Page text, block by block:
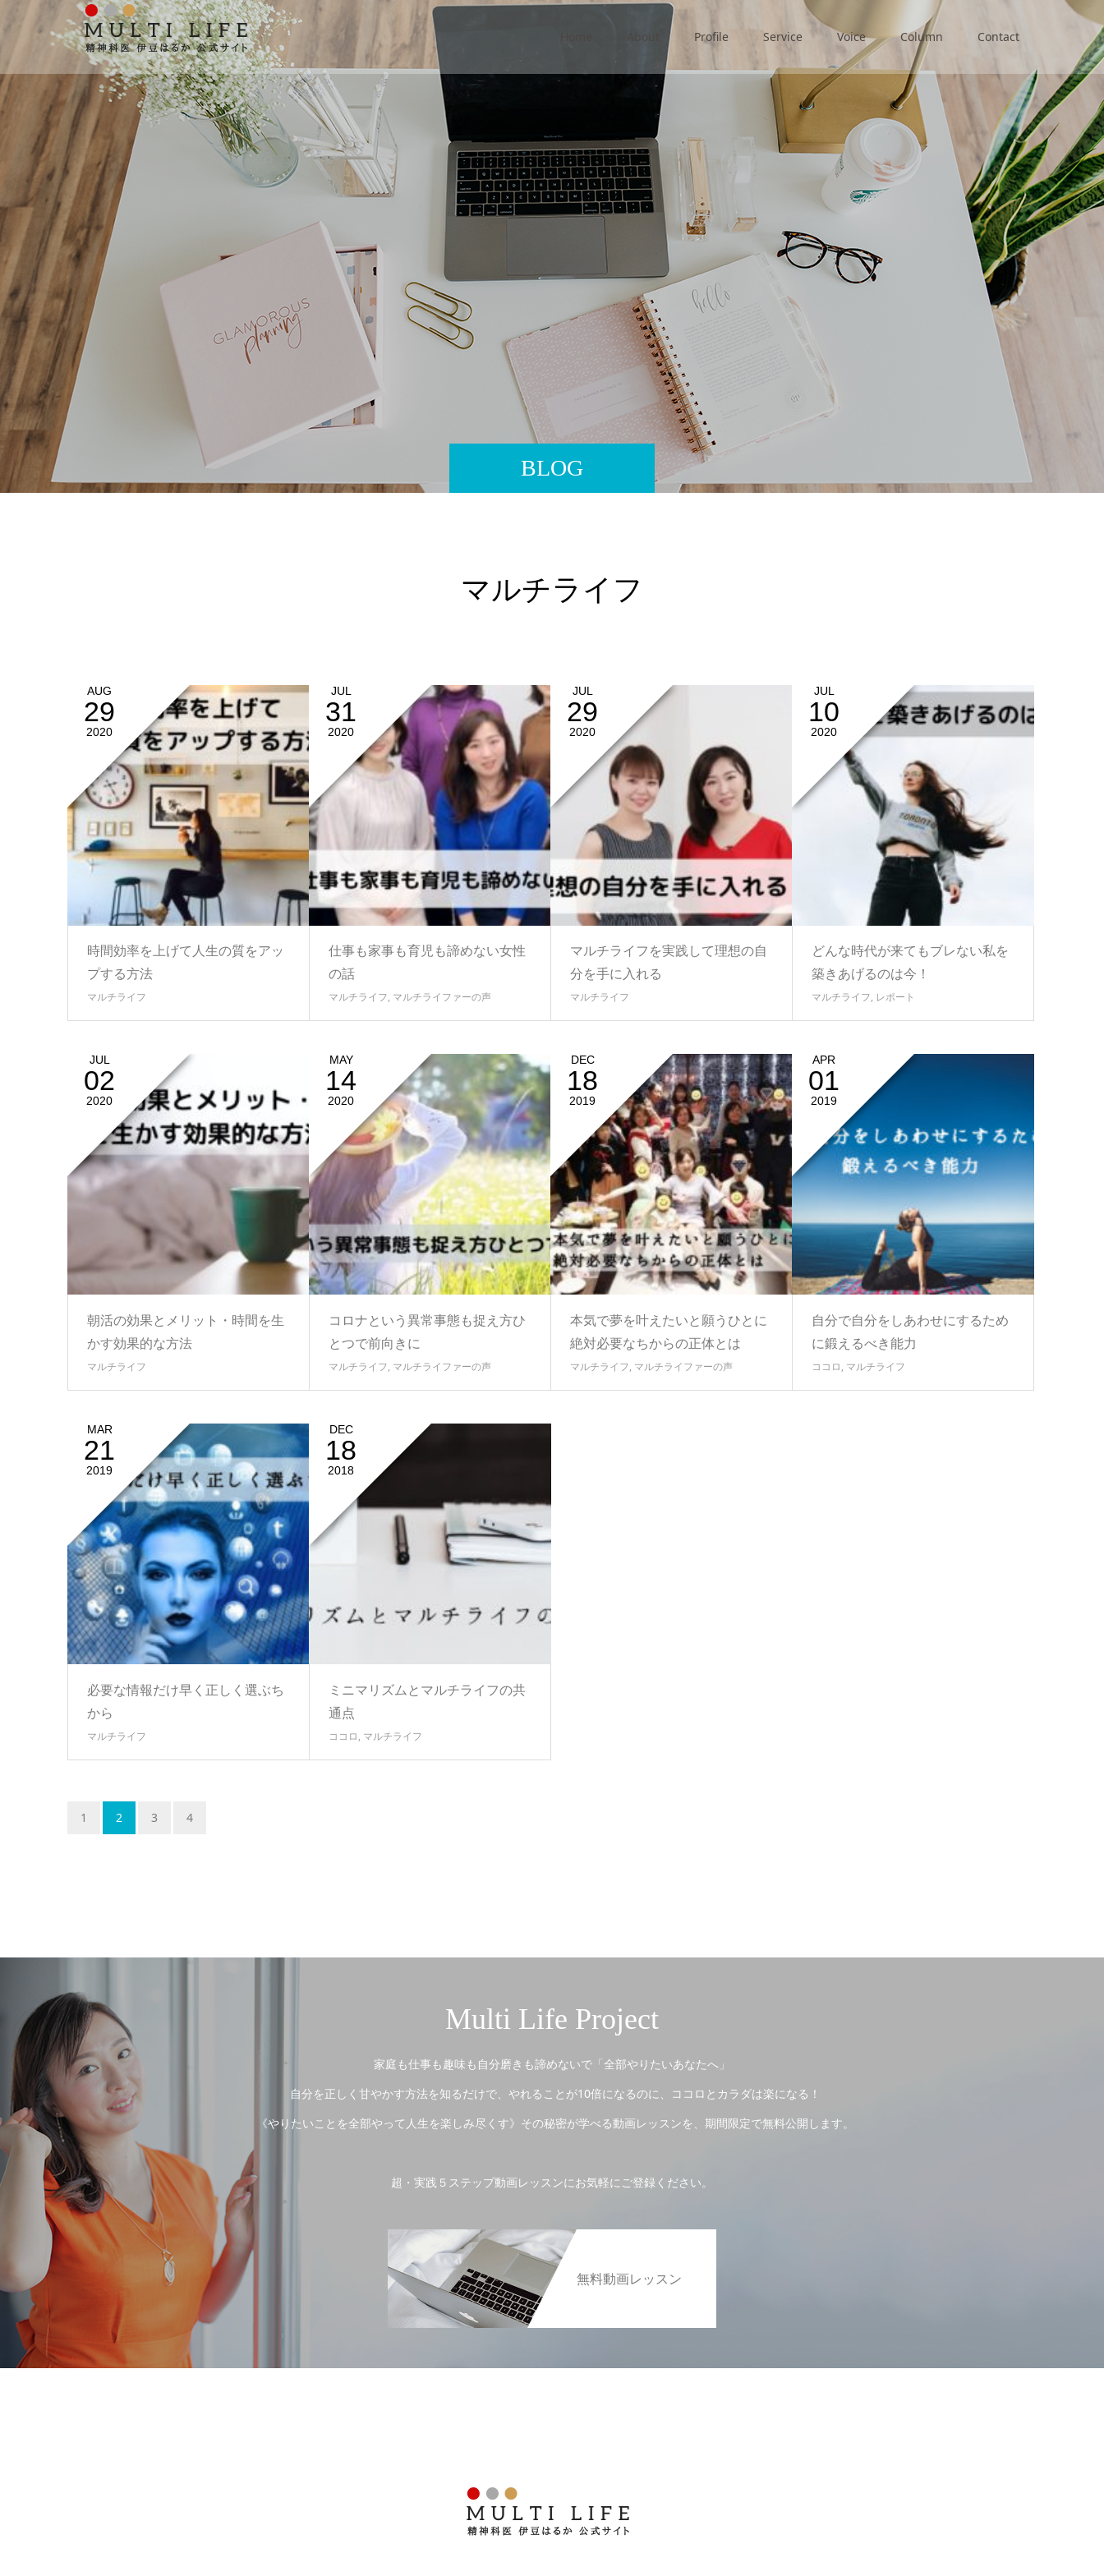
About Profile Service Voice Column Contact
BLOG
マルチライフ
AUG
29
2020
時間効率を上げて人生の質をアッ
プする方法
マルチライフ
JUL
31
2020
仕事も家事も育児も諦めない女性
の話
マルチライフ, マルチライファーの声
JUL
29
2020
マルチライフを実践して理想の自
分を手に入れる
マルチライフ
JUL
10
2020
どんな時代が来てもブレない私を
築きあげるのは今！
マルチライフ, レポート
JUL
02
2020
朝活の効果とメリット・時間を生
かす効果的な方法
マルチライフ
MAY
14
2020
コロナという異常事態も捉え方ひ
とつで前向きに
マルチライフ, マルチライファーの声
DEC
18
2019
本気で夢を叶えたいと願うひとに
絶対必要なちからの正体とは
マルチライフ, マルチライファーの声
APR
01
2019
自分で自分をしあわせにするため
に鍛えるべき能力
ココロ, マルチライフ
MAR
21
2019
必要な情報だけ早く正しく選ぶち
から
マルチライフ
DEC
18
2018
ミニマリズムとマルチライフの共
通点
ココロ, マルチライフ
1 2 3 4
Multi Life Project
家庭も仕事も趣味も自分磨きも諦めないで「全部やりたいあなたへ」
自分を正しく甘やかす方法を知るだけで、やれることが10倍になるのに、ココロとカラダは楽になる！
《やりたいことを全部やって人生を楽しみ尽くす》その秘密が学べる動画レッスンを、期間限定で無料公開します。
超・実践５ステップ動画レッスンにお気軽にご登録ください。
無料動画レッスン